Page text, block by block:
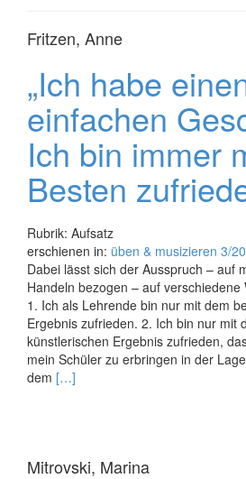
Fritzen, Anne
„Ich habe
einfachen
Ich bin immer
Besten
Rubrik: Aufsatz
erschienen in: üben & musizieren 3/
Dabei lässt sich der Ausspruch – auf
Handeln bezogen – auf
1. Ich als Lehrende bin nur mit dem
Ergebnis zufrieden. 2. Ich bin nur mit
künstlerischen Ergebnis zufrieden,
mein Schüler zu erbringen in der
dem Read
einen
[…]
Mitrovski, Marina